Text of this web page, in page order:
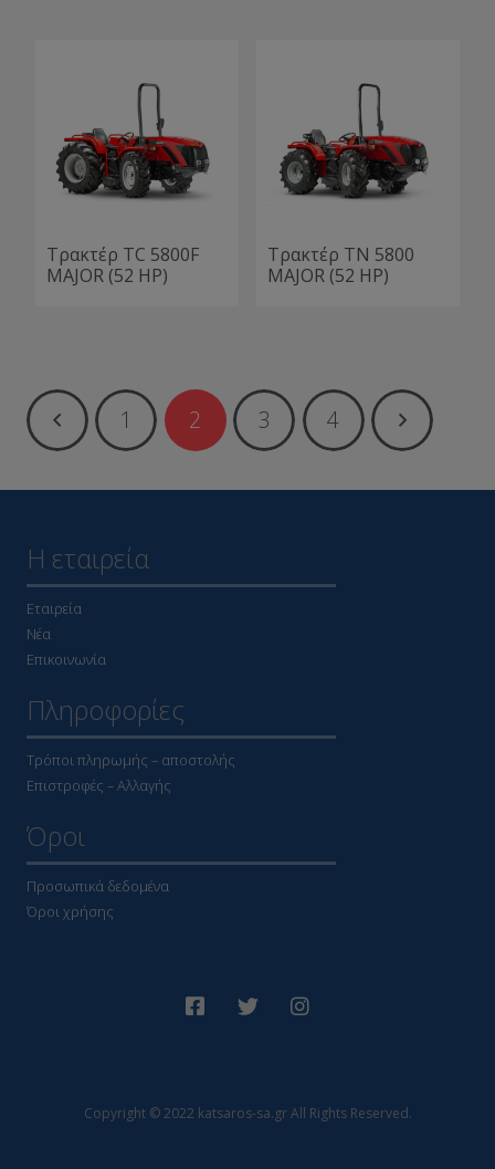
Τρακτέρ TC 5800F
MAJOR (52 HP)
Τρακτέρ TN 5800
MAJOR (52 HP)
1 2 3 4
Η εταιρεία
Εταιρεία
Νέα
Επικοινωνία
Πληροφορίες
Τρόποι πληρωμής – αποστολής
Επιστροφές – Αλλαγής
Όροι
Προσωπικά δεδομένα
Όροι χρήσης
Copyright © 2022 katsaros-sa.gr All Rights Reserved.